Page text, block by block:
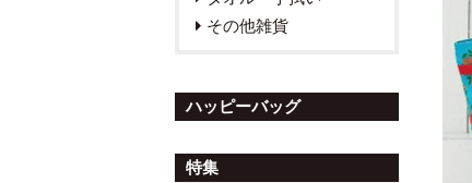
その他雑貨
ハッピーバッグ
特集